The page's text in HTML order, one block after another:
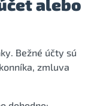
alebo
Bežné účty sú
zmluva